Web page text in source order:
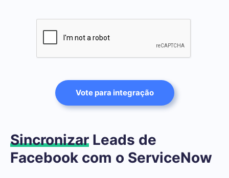
Vote para integração
Sincronizar Leads de
Facebook com o ServiceNow